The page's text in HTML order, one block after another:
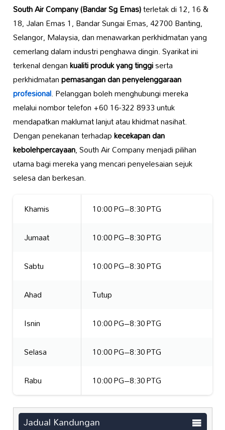
South Air Company (Bandar Sg Emas)terletak di 12, 16 &
18, Jalan Emas 1, Bandar Sungai Emas, 42700 Banting,
Selangor, Malaysia, dan menawarkan perkhidmatan yang
cemerlang dalam industri penghawa dingin. Syarikat ini
terkenal dengankualiti produk yang tinggiserta
perkhidmatanpemasangan dan penyelenggaraan
profesional. Pelanggan boleh menghubungi mereka
melalui nombor telefon +60 16-322 8933 untuk
mendapatkan maklumat lanjut atau khidmat nasihat.
Dengan penekanan terhadapkecekapan dan
kebolehpercayaan, South Air Company menjadi pilihan
utama bagi mereka yang mencari penyelesaian sejuk
selesa dan berkesan.
Khamis
10:00 PG–8:30 PTG
Jumaat
10:00 PG–8:30 PTG
Sabtu
10:00 PG–8:30 PTG
Ahad
Tutup
Isnin
10:00 PG–8:30 PTG
Selasa
10:00 PG–8:30 PTG
Rabu
10:00 PG–8:30 PTG
Jadual Kandungan